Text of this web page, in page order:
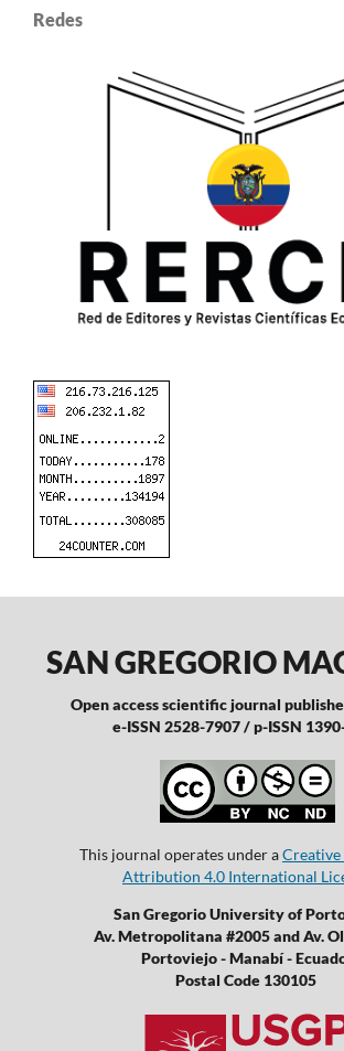
Redes
SAN GREGORIO
Open access scientific journal
e-ISSN 2528-7907 / p-ISSN
This journal operates under aCreative
Attribution 4.0 International
San Gregorio University of
Av. Metropolitana #2005 and Av.
Portoviejo - Manabí -
Postal Code 130105